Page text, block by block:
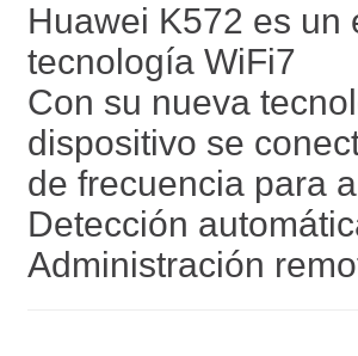
Huawei K572 es un
tecnología WiFi7
Con su nueva
dispositivo se
de frecuencia para
Detección
Administración